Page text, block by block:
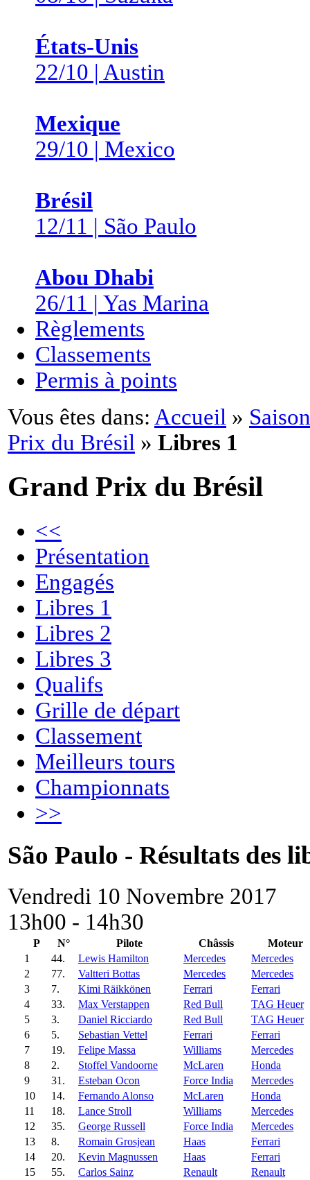
États-Unis
22/10 | Austin
Mexique
29/10 | Mexico
Brésil
12/11 | São Paulo
Abou Dhabi
26/11 | Yas Marina
Règlements
Classements
Permis à points
Vous êtes dans: Accueil »
Prix du Brésil » Libres 1
Grand Prix du Brésil
<<
Présentation
Engagés
Libres 1
Libres 2
Libres 3
Qualifs
Grille de départ
Classement
Meilleurs tours
Championnats
>>
São Paulo - Résultats des
Vendredi 10 Novembre 2017
13h00 - 14h30
P N° Pilote Châssis
Moteur
1
44. Lewis Hamilton Mercedes
Mercedes
2
77. Valtteri Bottas Mercedes
Mercedes
3
7. Kimi Räikkönen Ferrari
Ferrari
4
33. Max Verstappen Red Bull
TAG Heuer
5
3. Daniel Ricciardo Red Bull
TAG Heuer
6
5. Sebastian Vettel Ferrari
Ferrari
7
19. Felipe Massa Williams
Mercedes
8
2. Stoffel Vandoorne McLaren
Honda
9
31. Esteban Ocon Force India
Mercedes
10
14. Fernando Alonso McLaren
Honda
11
18. Lance Stroll Williams
Mercedes
12
35. George Russell Force India
Mercedes
13
8. Romain Grosjean Haas
Ferrari
14
20. Kevin Magnussen Haas
Ferrari
15
55. Carlos Sainz Renault
Renault